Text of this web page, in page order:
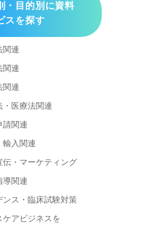
・目的別に資料
スを探す
関連
関連
関連
・医療法関連
請関連
輸入関連
伝・マーケティング
導関連
ンス・臨床試験対策
ケアビジネスを